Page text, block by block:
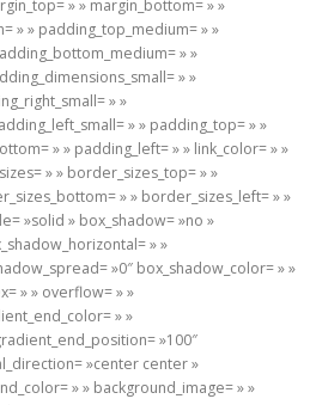
» » margin_bottom= » »
» » padding_top_medium= » »
» »
» »
» »
» » padding_top= » »
» » padding_left= » » link_color= » »
» » border_sizes_top= » »
» » border_sizes_left= » »
»solid » box_shadow= »no »
» »
»0″ box_shadow_color= » »
» » overflow= » »
» »
»100″
»center center »
» » background_image= » »